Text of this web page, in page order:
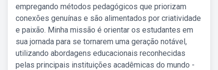
empregando métodos pedagógicos que priorizam
conexões genuínas e são alimentados por criatividade
e paixão. Minha missão é orientar os estudantes em
sua jornada para se tornarem uma geração notável,
utilizando abordagens educacionais reconhecidas
pelas principais instituições acadêmicas do mundo -